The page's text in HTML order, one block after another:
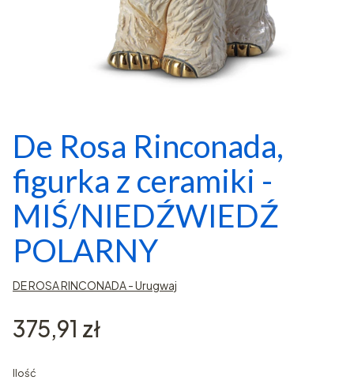
De Rosa Rinconada,
figurka z ceramiki -
MIŚ/NIEDŹWIEDŹ
POLARNY
DE ROSA RINCONADA - Urugwaj
Cena
375,91 zł
Ilość